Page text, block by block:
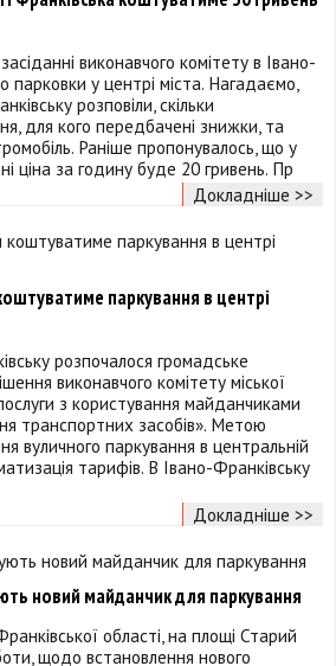
виконавчого комітету в Івано-
парковки у центрі міста. Нагадаємо,
розповіли, скільки
для кого передбачені знижки, та
Раніше пропонувалось, що у
ціна за годину буде 20 гривень. Пр
Докладніше >>
паркування в центрі
розпочалося громадське
виконавчого комітету міської
з користування майданчиками
транспортних засобів». Метою
вуличного паркування в центральній
тарифів. В Івано-Франківську
Докладніше >>
новий майданчик для паркування
області, на площі Старий
щодо встановлення нового